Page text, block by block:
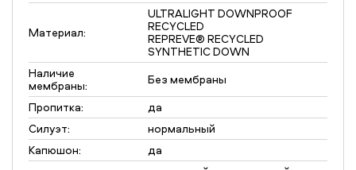
Материал:
ULTRALIGHT DOWNPROOF
RECYCLED
REPREVE® RECYCLED
SYNTHETIC DOWN
Наличие
мембраны:
Без мембраны
Пропитка:
да
Силуэт:
нормальный
Капюшон:
да